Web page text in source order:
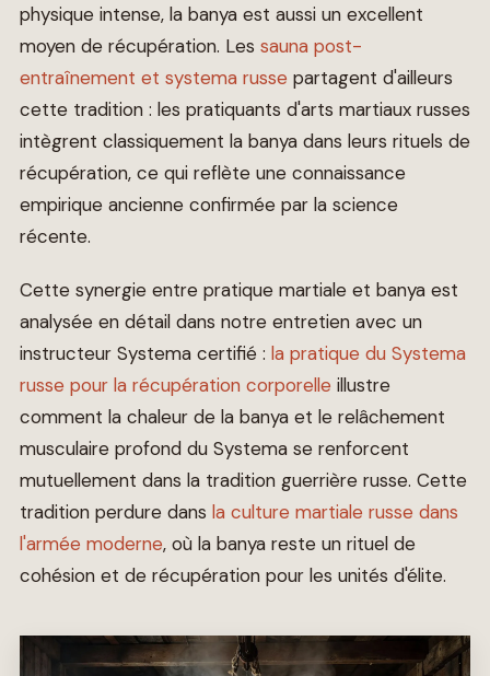
physique intense, la banya est aussi un excellent
moyen de récupération. Les sauna post-
entraînement et systema russe partagent d'ailleurs
cette tradition : les pratiquants d'arts martiaux russes
intègrent classiquement la banya dans leurs rituels de
récupération, ce qui reflète une connaissance
empirique ancienne confirmée par la science
récente.
Cette synergie entre pratique martiale et banya est
analysée en détail dans notre entretien avec un
instructeur Systema certifié : la pratique du Systema
russe pour la récupération corporelle illustre
comment la chaleur de la banya et le relâchement
musculaire profond du Systema se renforcent
mutuellement dans la tradition guerrière russe. Cette
tradition perdure dans la culture martiale russe dans
l'armée moderne, où la banya reste un rituel de
cohésion et de récupération pour les unités d'élite.